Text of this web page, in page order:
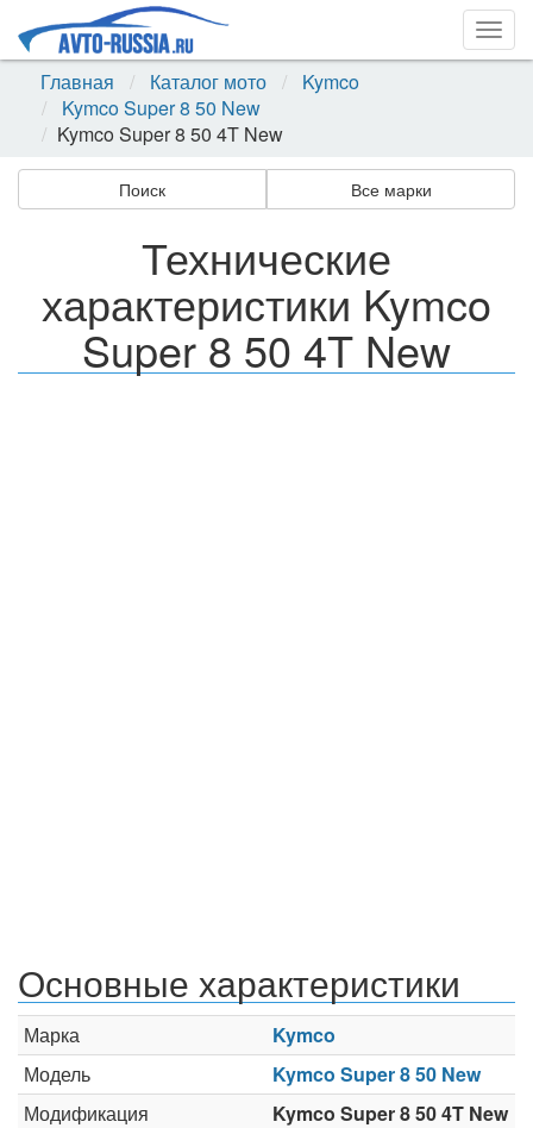
Главная
Каталог мото
Kymco
Kymco Super 8 50 New
Kymco Super 8 50 4T New
Поиск Все марки
Технические
характеристики Kymco
Super 8 50 4T New
Основные характеристики
Марка
Kymco
Модель
Kymco Super 8 50 New
Модификация
Kymco Super 8 50 4T New